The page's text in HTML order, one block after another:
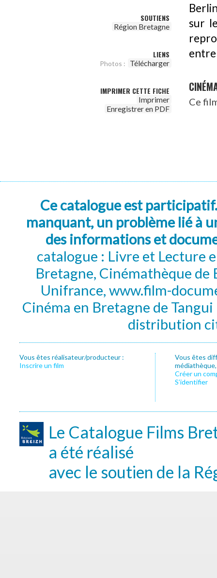
SOUTIENS
Région Bretagne
LIENS
Photos : Télécharger
IMPRIMER CETTE FICHE
Imprimer
Enregistrer en PDF
sur
entre
Ce
Ce catalogue est
manquant, un problème lié à
des informations et
catalogue : Livre et Lecture
Bretagne, Cinémathèque de
Unifrance, www.film-
Cinéma en Bretagne de
distribution
Vous êtes réalisateur/producteur :
Inscrire un film
Vous êtes
Créer un
S’identifier
Le Catalogue Films
a été réalisé
avec le soutien de la